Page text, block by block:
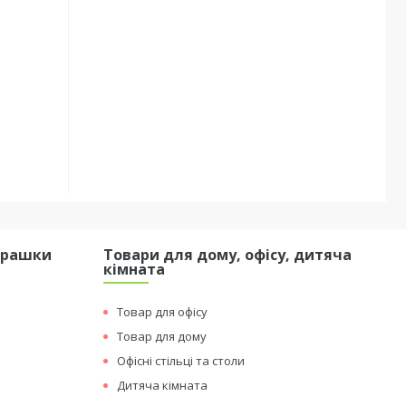
Товари для дому, офісу, дитяча
кімната
Товар для офісу
Товар для дому
Офісні стільці та столи
Дитяча кімната